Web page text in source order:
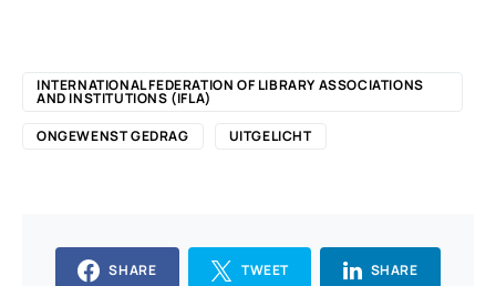
INTERNATIONAL FEDERATION OF LIBRARY ASSOCIATIONS
AND INSTITUTIONS (IFLA)
ONGEWENST GEDRAG
UITGELICHT
SHARE TWEET SHARE